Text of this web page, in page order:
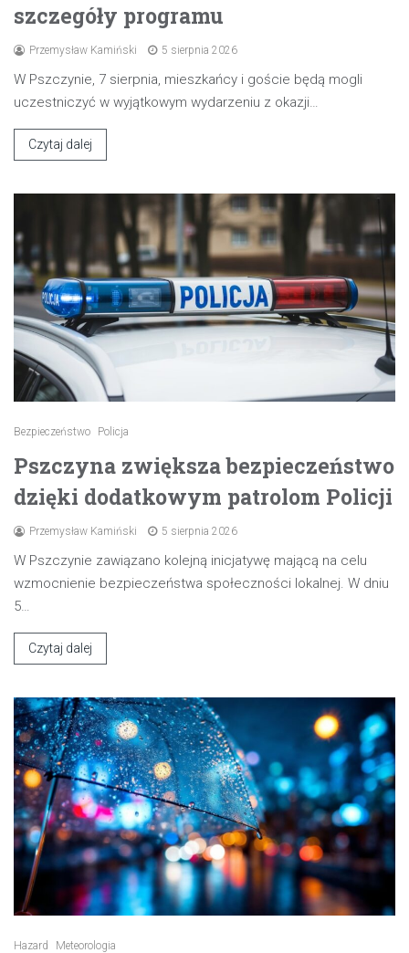
szczegóły programu
Przemysław Kamiński 5 sierpnia 2026
W Pszczynie, 7 sierpnia, mieszkańcy i goście będą mogli
uczestniczyć w wyjątkowym wydarzeniu z okazji…
Czytaj dalej
Bezpieczeństwo Policja
Pszczyna zwiększa bezpieczeństwo
dzięki dodatkowym patrolom Policji
Przemysław Kamiński 5 sierpnia 2026
W Pszczynie zawiązano kolejną inicjatywę mającą na celu
wzmocnienie bezpieczeństwa społeczności lokalnej. W dniu
5…
Czytaj dalej
Hazard Meteorologia